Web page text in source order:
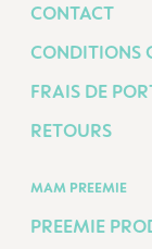
CONTACT
CONDITIONS
FRAIS DE
RETOURS
MAM PREEMIE
PREEMIE